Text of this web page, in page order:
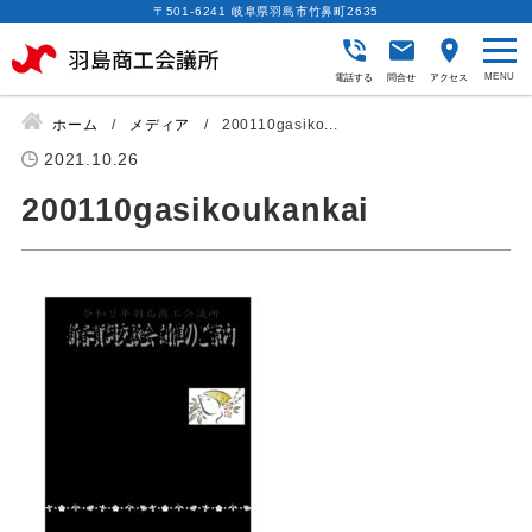
〒501-6241 岐阜県羽島市竹鼻町2635
電話する 問合せ アクセス
ホーム メディア 200110gasiko...
2021.10.26
200110gasikoukankai